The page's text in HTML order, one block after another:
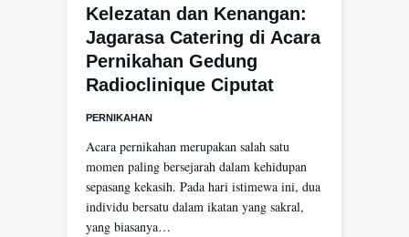
Kelezatan dan Kenangan:
Jagarasa Catering di Acara
Pernikahan Gedung
Radioclinique Ciputat
PERNIKAHAN
Acara pernikahan merupakan salah satu
momen paling bersejarah dalam kehidupan
sepasang kekasih. Pada hari istimewa ini, dua
individu bersatu dalam ikatan yang sakral,
yang biasanya…